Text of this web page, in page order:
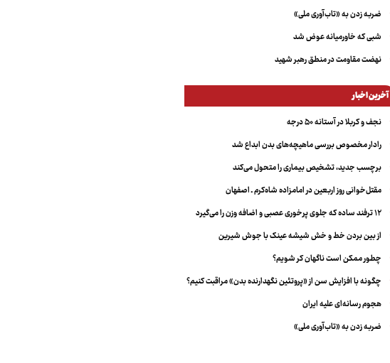
ضربه زدن به «تاب‌آوری ملی»
شبی که خاورمیانه عوض شد
نهضت مقاومت در منطق رهبر شهید
آخرین اخبار
نجف و کربلا در آستانه ۵۰ درجه
رادار مخصوص بررسی ماهیچه‌های بدن ابداع شد
برچسب جدید، تشخیص بیماری را متحول می‌کند
مقتل‌خوانی روز اربعین در امامزاده شاه‌کرم ـ اصفهان
۱۲ ترفند ساده که جلوی پرخوری عصبی و اضافه ‌وزن را می‌گیرد
از بین بردن خط و خش شیشه عینک با جوش شیرین
چطور ممکن است ناگهان کر شویم؟
چگونه با افزایش سن از «پروتئین نگهدارنده بدن» مراقبت کنیم؟
هجوم رسانه‌ای علیه ایران
ضربه زدن به «تاب‌آوری ملی»